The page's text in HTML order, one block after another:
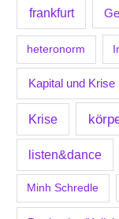
frankfurt
heteronorm
Kapital und Krise
Krise
listen&dance
Minh Schredle